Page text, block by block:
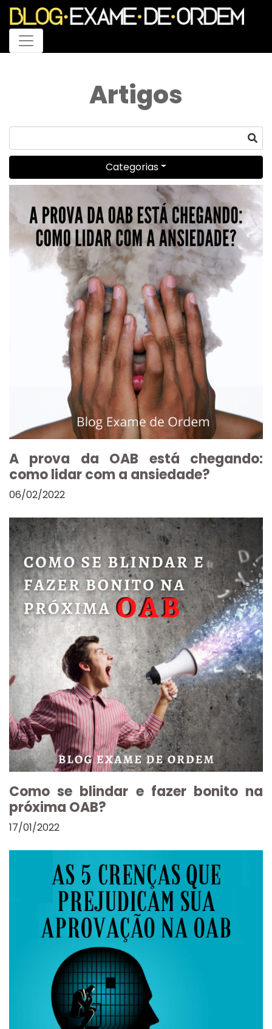
Menu
Artigos
Categorias
A prova da OAB está chegando:
como lidar com a ansiedade?
06/02/2022
Como se blindar e fazer bonito na
próxima OAB?
17/01/2022